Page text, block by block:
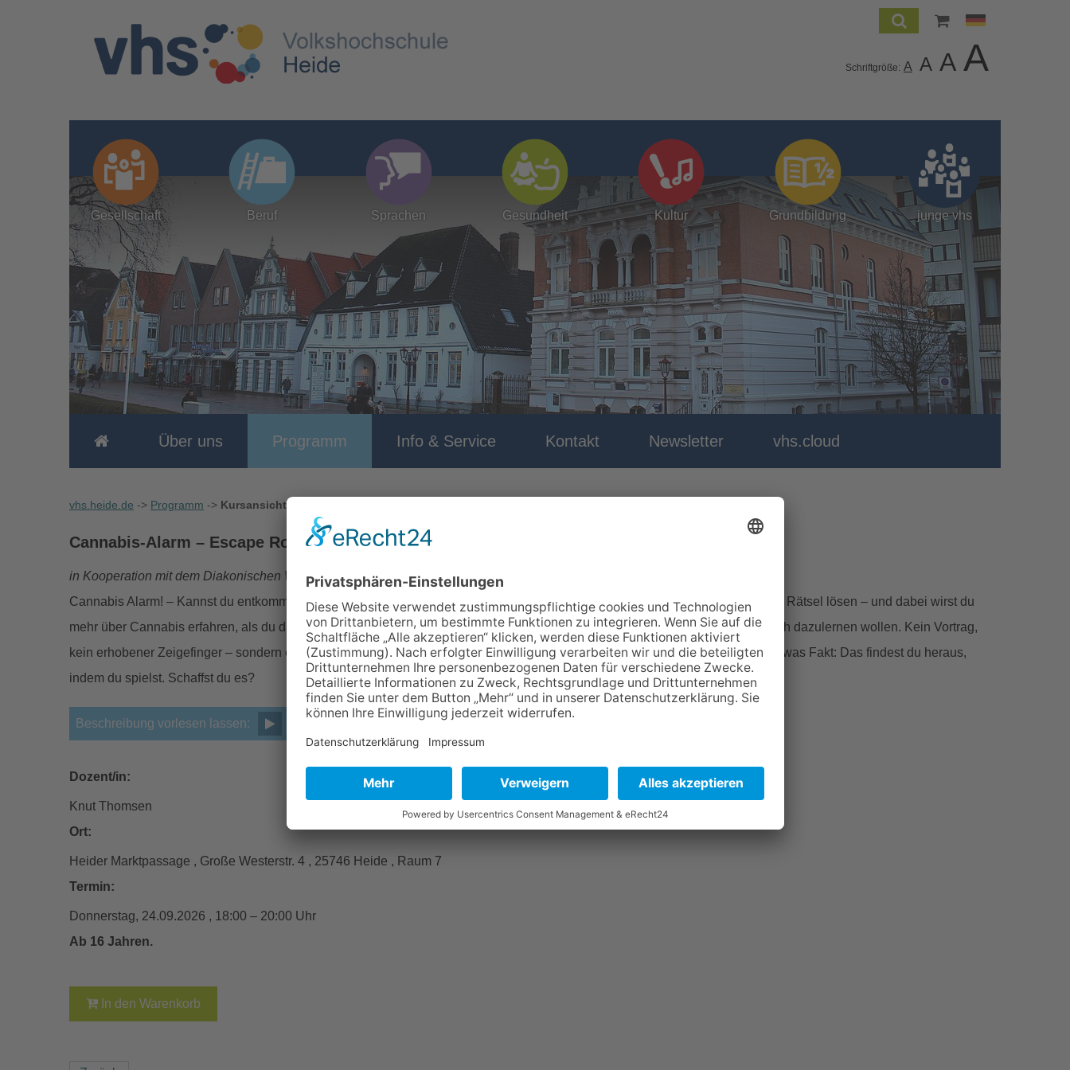
Schriftgröße: A A A A
Gesellschaft Beruf Sprachen Gesundheit Kultur Grundbildung junge vhs
Über uns Programm Info & Service Kontakt Newsletter vhs.cloud
vhs.heide.de -> Programm -> Kursansicht
Cannabis-Alarm – Escape Room- Kurs-Nr.: 7015
in Kooperation mit dem Diakonischen Werk
Cannabis Alarm! – Kannst du entkommen? Stell dir vor: Du sitzt in einem Raum und die Uhr tickt. Um rauszukommen, musst du Rätsel lösen – und dabei wirst du
mehr über Cannabis erfahren, als du dachtest zu wissen. „Cannabis Alarm!" ist ein mobiler Escape Room für alle, die spielerisch dazulernen wollen. Kein Vortrag,
kein erhobener Zeigefinger – sondern echtes Rätselknacken im Team. Was wirklich hinter dem Stoff steckt, was Mythos ist und was Fakt: Das findest du heraus,
indem du spielst. Schaffst du es?
Beschreibung vorlesen lassen:
Dozent/in:
Knut Thomsen
Ort:
Heider Marktpassage , Große Westerstr. 4 , 25746 Heide , Raum 7
Termin:
Donnerstag, 24.09.2026 , 18:00 – 20:00 Uhr
Ab 16 Jahren.
In den Warenkorb